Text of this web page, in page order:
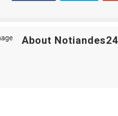
About Notiandes24